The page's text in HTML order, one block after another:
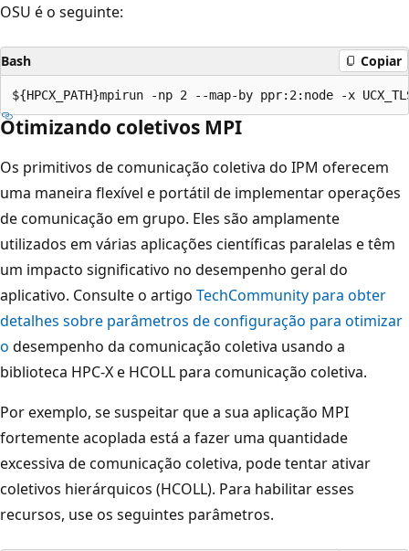
OSU é o seguinte:
Bash Copiar
Otimizando coletivos MPI
Os primitivos de comunicação coletiva do IPM oferecem
uma maneira flexível e portátil de implementar operações
de comunicação em grupo. Eles são amplamente
utilizados em várias aplicações científicas paralelas e têm
um impacto significativo no desempenho geral do
aplicativo. Consulte o artigo TechCommunity para obter
detalhes sobre parâmetros de configuração para otimizar
o desempenho da comunicação coletiva usando a
biblioteca HPC-X e HCOLL para comunicação coletiva.
Por exemplo, se suspeitar que a sua aplicação MPI
fortemente acoplada está a fazer uma quantidade
excessiva de comunicação coletiva, pode tentar ativar
coletivos hierárquicos (HCOLL). Para habilitar esses
recursos, use os seguintes parâmetros.